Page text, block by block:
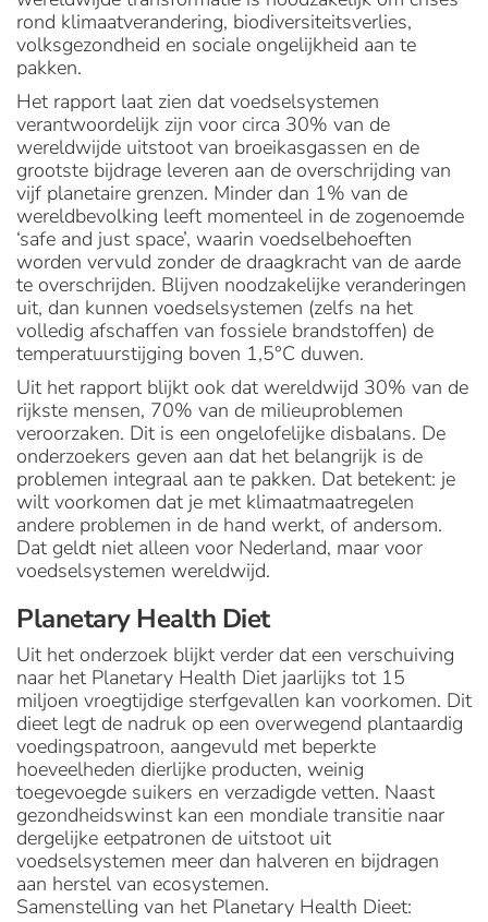
rond klimaatverandering, biodiversiteitsverlies,
volksgezondheid en sociale ongelijkheid aan te
pakken.
Het rapport laat zien dat voedselsystemen
verantwoordelijk zijn voor circa 30% van de
wereldwijde uitstoot van broeikasgassen en de
grootste bijdrage leveren aan de overschrijding van
vijf planetaire grenzen. Minder dan 1% van de
wereldbevolking leeft momenteel in de zogenoemde
‘safe and just space’, waarin voedselbehoeften
worden vervuld zonder de draagkracht van de aarde
te overschrijden. Blijven noodzakelijke veranderingen
uit, dan kunnen voedsel­systemen (zelfs na het
volledig afschaffen van fossiele brandstoffen) de
temperatuurstijging boven 1,5°C duwen.
Uit het rapport blijkt ook dat wereldwijd 30% van de
rijkste mensen, 70% van de milieuproblemen
veroorzaken. Dit is een ongelofelijke disbalans. De
onderzoekers geven aan dat het belangrijk is de
problemen integraal aan te pakken. Dat betekent: je
wilt voorkomen dat je met klimaatmaatregelen
andere problemen in de hand werkt, of andersom.
Dat geldt niet alleen voor Nederland, maar voor
voedselsystemen wereldwijd.
Planetary Health Diet
Uit het onderzoek blijkt verder dat een verschuiving
naar het Planetary Health Diet jaarlijks tot 15
miljoen vroegtijdige sterfgevallen kan voorkomen. Dit
dieet legt de nadruk op een overwegend plantaardig
voedingspatroon, aangevuld met beperkte
hoeveelheden dierlijke producten, weinig
toegevoegde suikers en verzadigde vetten. Naast
gezondheidswinst kan een mondiale transitie naar
dergelijke eetpatronen de uitstoot uit
voedselsystemen meer dan halveren en bijdragen
aan herstel van ecosystemen.
Samenstelling van het Planetary Health Dieet: